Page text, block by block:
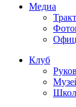
Медиа
Клуб